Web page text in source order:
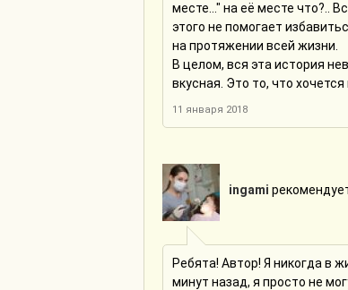
месте..." на её месте что?..
этого не помогает
на протяжении всей жизни.
В целом, вся эта история
вкусная. Это то, что
11 января 2018
ingami
Ребята! Автор! Я никогда в
минут назад, я просто не